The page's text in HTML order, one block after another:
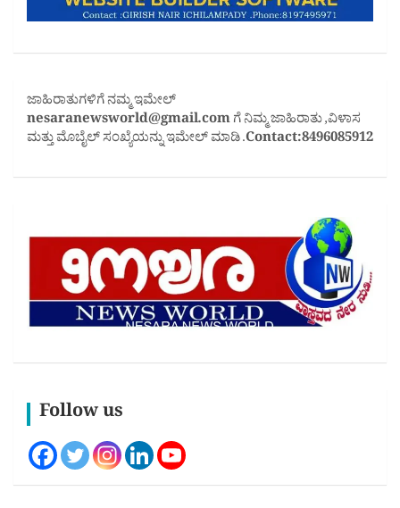
ಜಾಹಿರಾತುಗಳಿಗೆ ನಮ್ಮ ಇಮೇಲ್
nesaranewsworld@gmail.comಗೆ ನಿಮ್ಮ ಜಾಹಿರಾತು ,ವಿಳಾಸ
ಮತ್ತು ಮೊಬೈಲ್ ಸಂಖ್ಯೆಯನ್ನು ಇಮೇಲ್ ಮಾಡಿ .Contact:8496085912
Follow us